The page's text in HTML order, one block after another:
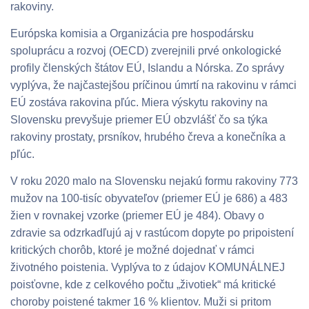
rakoviny.
Európska komisia a Organizácia pre hospodársku
spoluprácu a rozvoj (OECD) zverejnili prvé onkologické
profily členských štátov EÚ, Islandu a Nórska. Zo správy
vyplýva, že najčastejšou príčinou úmrtí na rakovinu v rámci
EÚ zostáva rakovina pľúc. Miera výskytu rakoviny na
Slovensku prevyšuje priemer EÚ obzvlášť čo sa týka
rakoviny prostaty, prsníkov, hrubého čreva a konečníka a
pľúc.
V roku 2020 malo na Slovensku nejakú formu rakoviny 773
mužov na 100-tisíc obyvateľov (priemer EÚ je 686) a 483
žien v rovnakej vzorke (priemer EÚ je 484). Obavy o
zdravie sa odzrkadľujú aj v rastúcom dopyte po pripoistení
kritických chorôb, ktoré je možné dojednať v rámci
životného poistenia. Vyplýva to z údajov KOMUNÁLNEJ
poisťovne, kde z celkového počtu „životiek“ má kritické
choroby poistené takmer 16 % klientov. Muži si pritom